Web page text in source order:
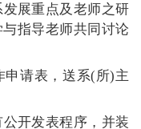
展重点及老师之研
指导老师共同讨论
申请表 ，送系( 所)主
开发表程序，并装